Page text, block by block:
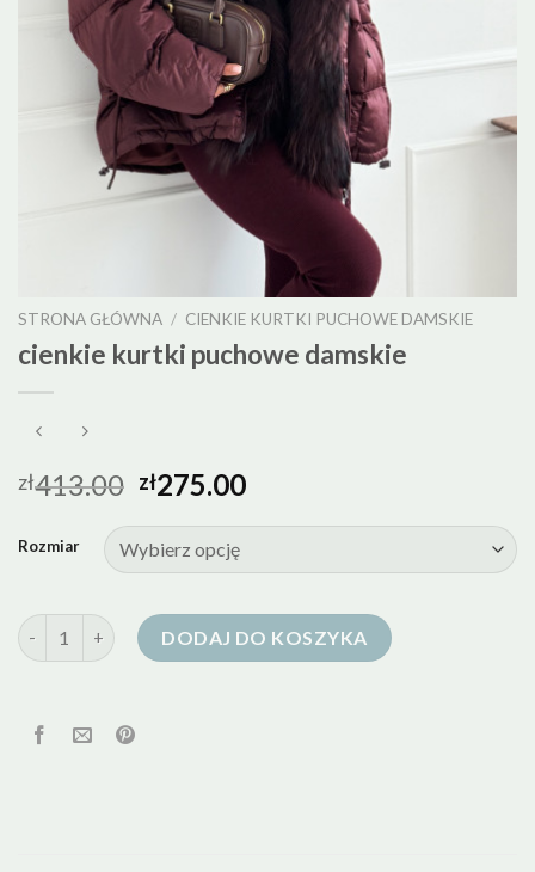
STRONA GŁÓWNA / CIENKIE KURTKI PUCHOWE DAMSKIE
cienkie kurtki puchowe damskie
zł413.00 zł275.00
Rozmiar
ilość cienkie kurtki puchowe damskie
DODAJ DO KOSZYKA